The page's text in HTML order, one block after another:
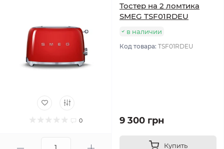
0
Тостер на 2 ломтика
SMEG TSF01RDEU
в наличии
Код товара: TSF01RDEU
9 300 грн
Купить